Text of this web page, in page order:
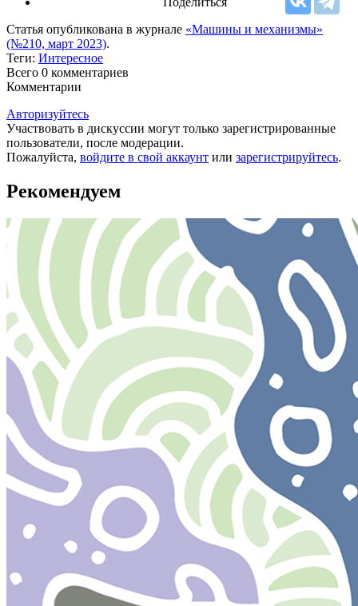
Статья опубликована в журнале «Машины и механизмы»
(№210, март 2023).
Теги: Интересное
Всего 0 комментариев
Комментарии
Авторизуйтесь
Участвовать в дискуссии могут только зарегистрированные
пользователи, после модерации.
Пожалуйста, войдите в свой аккаунт или зарегистрируйтесь.
Рекомендуем